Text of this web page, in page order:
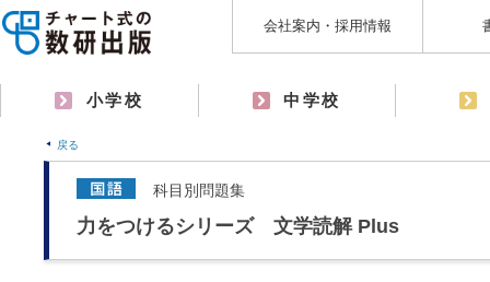
会社案内・採用情報
小学校 中学校
戻る
科目別問題集
力をつけるシリーズ 文学読解 Plus